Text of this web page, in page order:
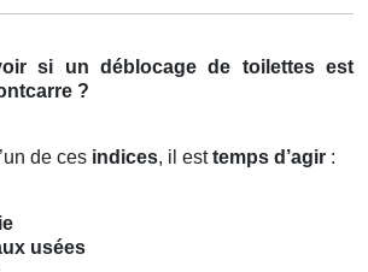
si un déblocage de toilettes est
?
de ces indices, il esttemps d’agir :
usées